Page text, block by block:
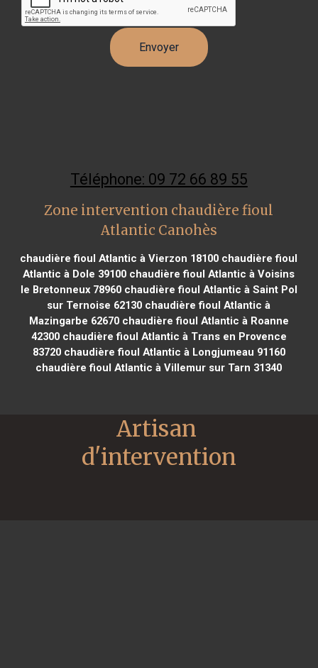
Téléphone: 09 72 66 89 55
Zone intervention chaudière fioul
Atlantic Canohès
chaudière fioul Atlantic à Vierzon 18100 chaudière fioul
Atlantic à Dole 39100 chaudière fioul Atlantic à Voisins
le Bretonneux 78960chaudière fioul Atlantic à Saint Pol
sur Ternoise 62130 chaudière fioul Atlantic à
Mazingarbe 62670chaudière fioul Atlantic à Roanne
42300chaudière fioul Atlantic à Trans en Provence
83720chaudière fioul Atlantic à Longjumeau 91160
chaudière fioul Atlantic à Villemur sur Tarn 31340
Artisan
d'intervention